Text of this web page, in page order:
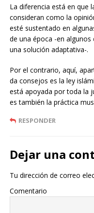
La diferencia está en que
consideran como la
esté sustentado en
de una época -en
una solución adaptativa-.
Por el contrario, aquí,
da consejos es la ley
está apoyada por toda la
es también la práctica
RESPONDER
Dejar una
Tu dirección de correo
Comentario